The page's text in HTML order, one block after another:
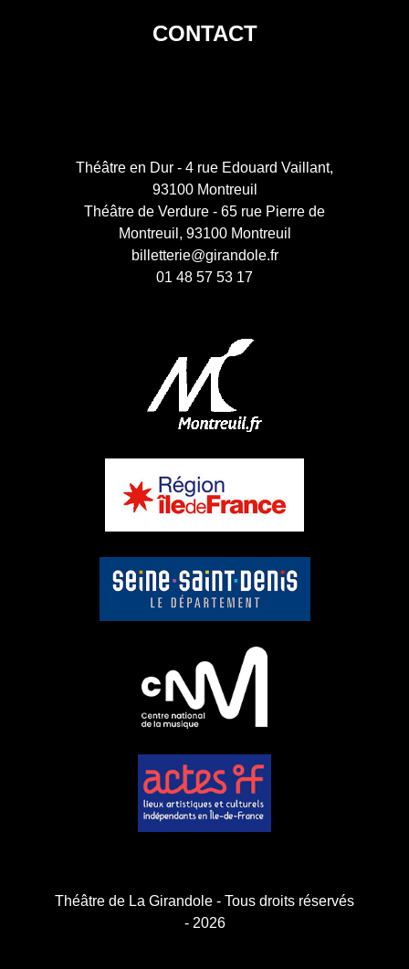
CONTACT
Théâtre en Dur - 4 rue Edouard Vaillant,
93100 Montreuil
Théâtre de Verdure - 65 rue Pierre de
Montreuil, 93100 Montreuil
billetterie@girandole.fr
01 48 57 53 17
Théâtre de La Girandole - Tous droits réservés
- 2026